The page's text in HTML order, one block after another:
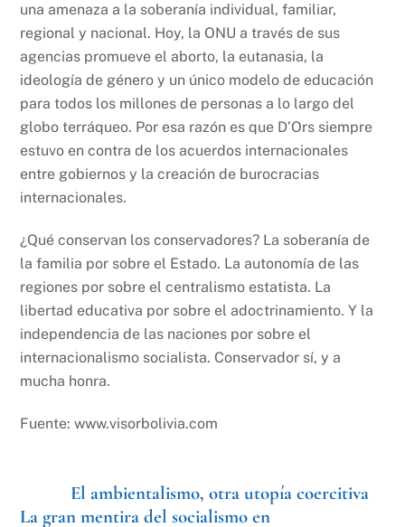
una amenaza a la soberanía individual, familiar,
regional y nacional. Hoy, la ONU a través de sus
agencias promueve el aborto, la eutanasia, la
ideología de género y un único modelo de educación
para todos los millones de personas a lo largo del
globo terráqueo. Por esa razón es que D’Ors siempre
estuvo en contra de los acuerdos internacionales
entre gobiernos y la creación de burocracias
internacionales.
¿Qué conservan los conservadores? La soberanía de
la familia por sobre el Estado. La autonomía de las
regiones por sobre el centralismo estatista. La
libertad educativa por sobre el adoctrinamiento. Y la
independencia de las naciones por sobre el
internacionalismo socialista. Conservador sí, y a
mucha honra.
Fuente: www.visorbolivia.com
El ambientalismo, otra utopía coercitiva
La gran mentira del socialismo en